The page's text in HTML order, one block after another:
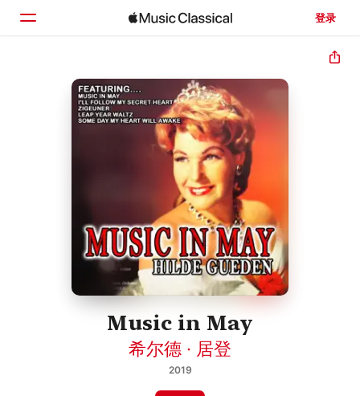
登录
主页
Music in May
希尔德 · 居登
2019